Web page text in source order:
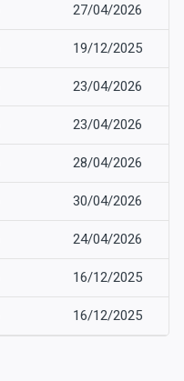
27/04/2026
19/12/2025
23/04/2026
23/04/2026
28/04/2026
30/04/2026
24/04/2026
16/12/2025
16/12/2025